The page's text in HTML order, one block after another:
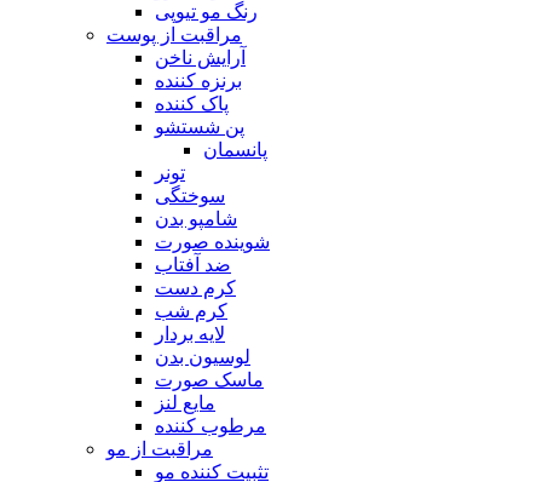
رنگ مو تیوپی
مراقبت از پوست
آرایش ناخن
برنزه کننده
پاک کننده
پن شستشو
پانسمان
تونر
سوختگی
شامپو بدن
شوینده صورت
ضد آفتاب
کرم دست
کرم شب
لایه بردار
لوسیون بدن
ماسک صورت
مایع لنز
مرطوب کننده
مراقبت از مو
تثبیت کننده مو